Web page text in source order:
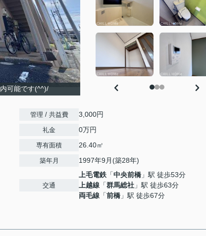
可能です(^^)/
管理 / 共益費 3,000円
礼金 0万円
専有面積 26.40㎡
築年月 1997年9月(築28年)
交通
上毛電鉄 「中央前橋 」駅 徒歩53分
上越線 「群馬総社 」駅 徒歩63分
両毛線 「前橋 」駅 徒歩67分